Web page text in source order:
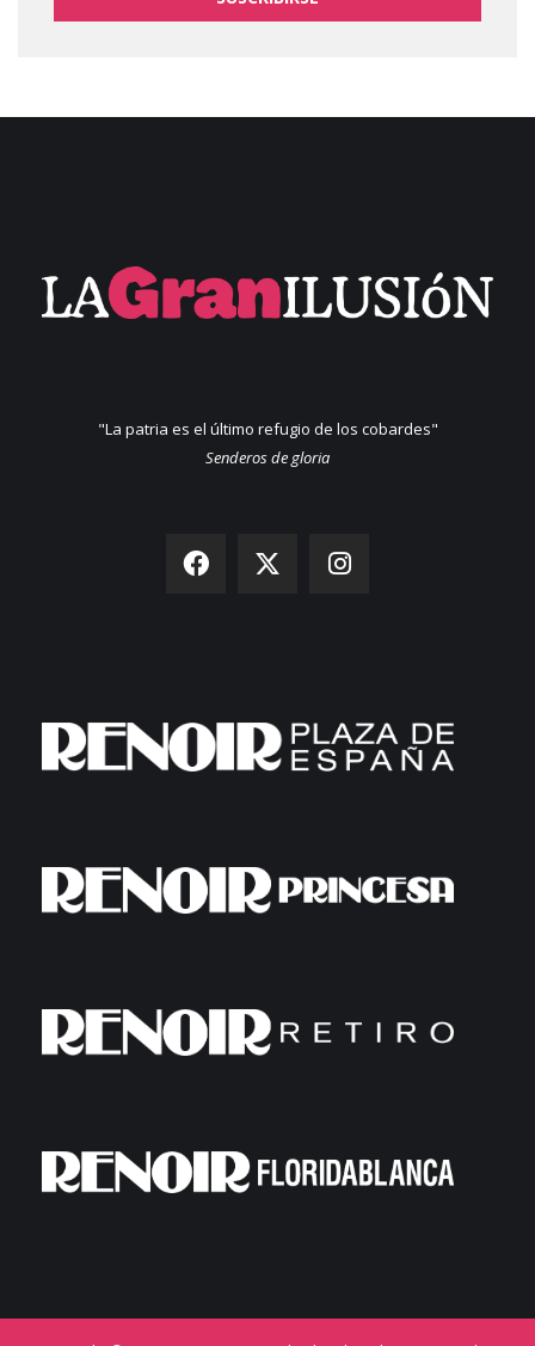
"La patria es el último refugio de los cobardes"
Senderos de gloria